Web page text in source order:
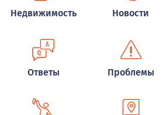
Недвижимость Новости
Ответы Проблемы